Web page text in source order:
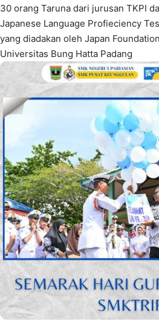
30 orang Taruna dari jurusan TKPI
Japanese Language Profieciency
yang diadakan oleh Japan
Universitas Bung Hatta Padang